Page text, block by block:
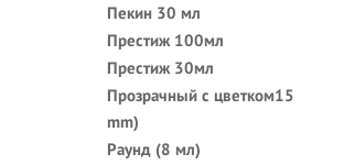
Пекин 30 мл
Престиж 100мл
Престиж 30мл
Прозрачный с цветком15
mm)
Раунд (8 мл)